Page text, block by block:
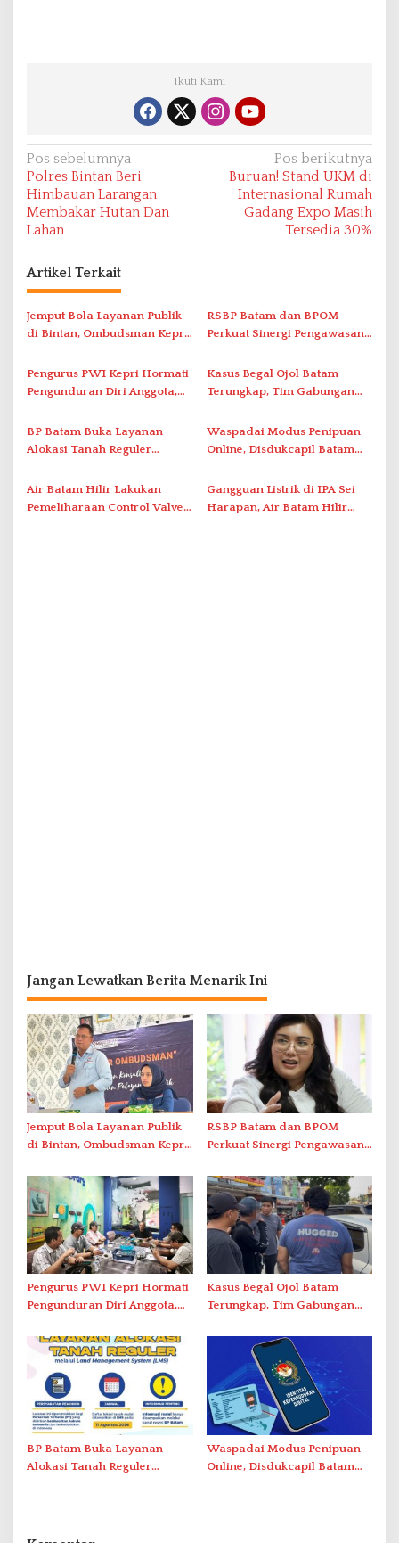
Ikuti Kami
N
a
v
i
g
a
s
i
o
Pos sebelumnya
Polres Bintan Beri
Himbauan Larangan
Membakar Hutan Dan
Lahan
Pos berikutnya
Buruan! Stand UKM di
Internasional Rumah
Gadang Expo Masih
Tersedia 30%
Artikel Terkait
Jemput Bola Layanan Publik
di Bintan, Ombudsman Kepri
Solar Nelayan
RSBP Batam dan BPOM
Perkuat Sinergi Pengawasan
Pelayanan Kefarmasian
Pengurus PWI Kepri Hormati
Pengunduran Diri Anggota,
Administrasi ke Pusat
Kasus Begal Ojol Batam
Terungkap, Tim Gabungan
Simpang Dam
BP Batam Buka Layanan
Alokasi Tanah Reguler
Waspadai Modus Penipuan
Online, Disdukcapil Batam
Tatap Muka
Air Batam Hilir Lakukan
Pemeliharaan Control Valve,
Gangguan Listrik di IPA Sei
Harapan, Air Batam Hilir
Jangan Lewatkan Berita Menarik Ini
Jemput Bola Layanan Publik
di Bintan, Ombudsman Kepri
Solar Nelayan
RSBP Batam dan BPOM
Perkuat Sinergi Pengawasan
Pelayanan Kefarmasian
Pengurus PWI Kepri Hormati
Pengunduran Diri Anggota,
Administrasi ke Pusat
Kasus Begal Ojol Batam
Terungkap, Tim Gabungan
Simpang Dam
BP Batam Buka Layanan
Alokasi Tanah Reguler
Waspadai Modus Penipuan
Online, Disdukcapil Batam